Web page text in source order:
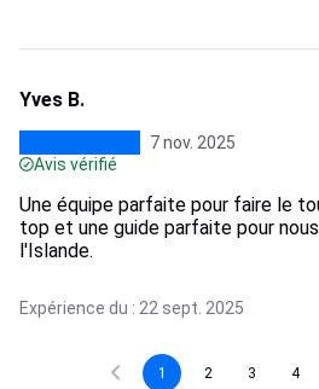
Yves B.
7 nov. 2025
Avis vérifié
Une équipe parfaite pour faire le
top et une guide parfaite pour
l'Islande.
Expérience du : 22 sept. 2025
1 2 3 4